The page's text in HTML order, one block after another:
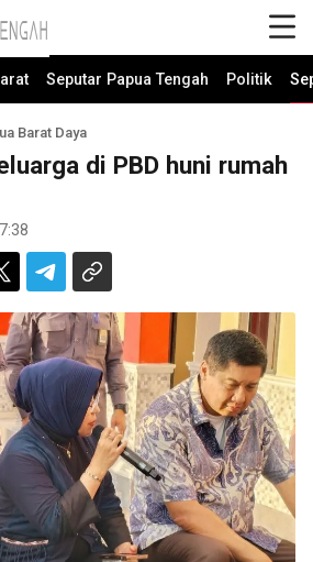
Seputar Papua Tengah Politik
Barat Daya
di PBD huni rumah